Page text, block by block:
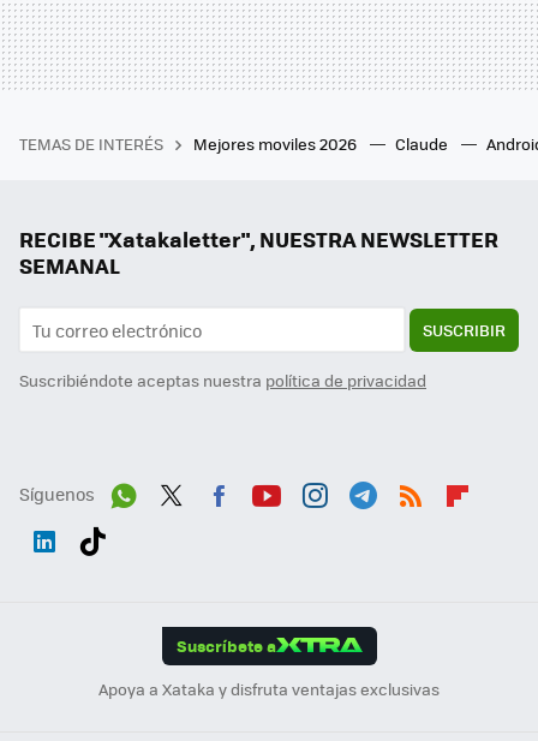
TEMAS DE INTERÉS Mejores moviles 2026 Claude
RECIBE "Xatakaletter", NUESTRA NEWSLETTER
SEMANAL
SUSCRIBIR
Suscribiéndote aceptas nuestra política de privacidad
Síguenos
Suscríbete a
Apoya a Xataka y disfruta ventajas exclusivas